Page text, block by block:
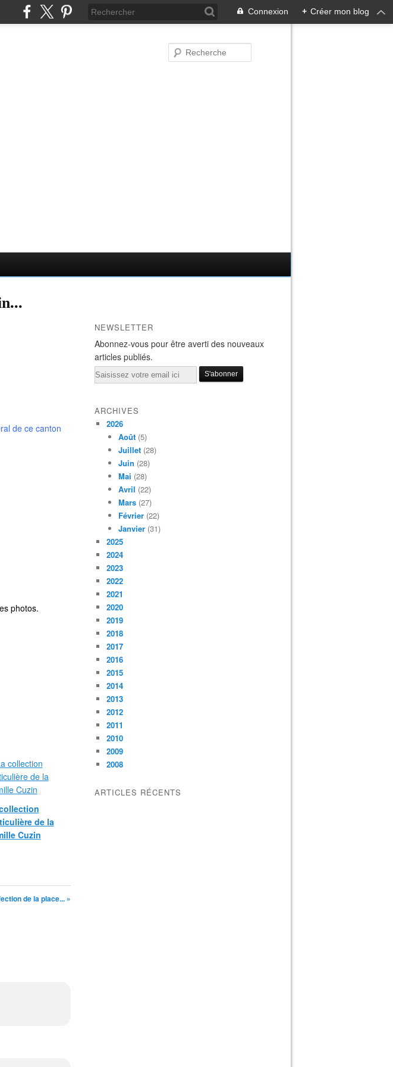
Connexion + Créer mon blog
de ce canton
photos.
de la
Cuzin
de la place... »
NEWSLETTER
Abonnez-vous pour être averti des nouveaux
articles publiés.
Email
ARCHIVES
2026
Août (5)
Juillet (28)
Juin (28)
Mai (28)
Avril (22)
Mars (27)
Février (22)
Janvier (31)
2025
2024
2023
2022
2021
2020
2019
2018
2017
2016
2015
2014
2013
2012
2011
2010
2009
2008
ARTICLES RÉCENTS